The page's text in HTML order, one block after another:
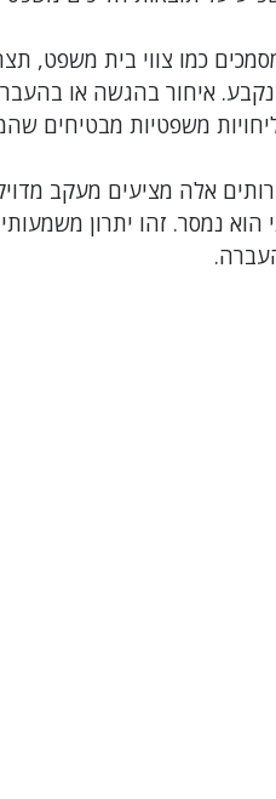
כמו צווי בית משפט,
איחור בהגשה או
משפטיות מבטיחים
אלה מציעים מעקב
הוא נמסר. זהו יתרון